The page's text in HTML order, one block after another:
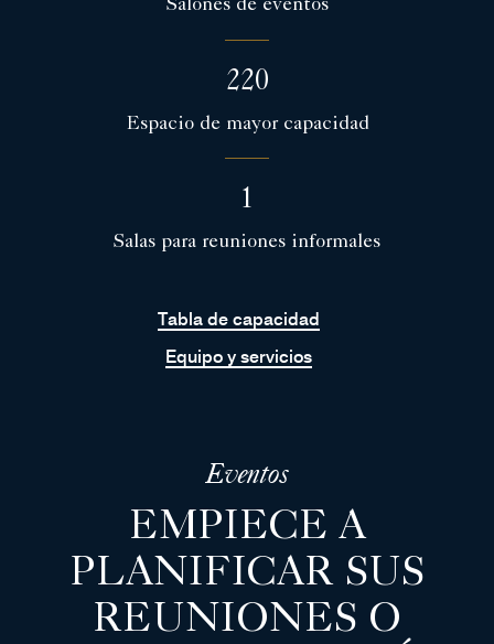
Salones de eventos
220
Espacio de mayor capacidad
1
Salas para reuniones informales
Tabla de capacidad
Equipo y servicios
Eventos
EMPIECE A
PLANIFICAR SUS
REUNIONES O